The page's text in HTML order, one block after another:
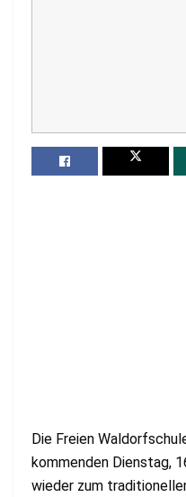
Die Freien
kommenden Dienstag,
wieder zum